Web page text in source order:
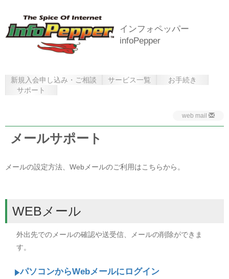
インフォペッパー
infoPepper
新規入会申し込み・ご相談 サービス一覧
お手続き
サポート
web mail
メールサポート
メールの設定方法、Webメールのご利用はこちらから。
WEBメール
外出先でのメールの確認や送受信、メールの削除ができま
す。
パソコンからWebメールにログイン